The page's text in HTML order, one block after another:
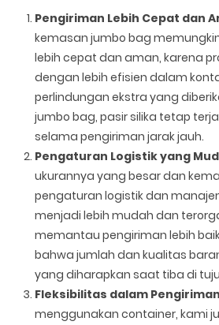
Pengiriman Lebih Cepat dan
kemasan jumbo bag
lebih cepat dan aman, karena
dengan lebih efisien dalam
perlindungan ekstra yang
jumbo bag, pasir silika tetap
selama pengiriman jarak jauh.
Pengaturan Logistik yang
ukurannya yang besar dan
pengaturan logistik dan
menjadi lebih mudah dan
memantau pengiriman lebih
bahwa jumlah dan kualitas
yang diharapkan saat tiba di
Fleksibilitas dalam
menggunakan container, kami